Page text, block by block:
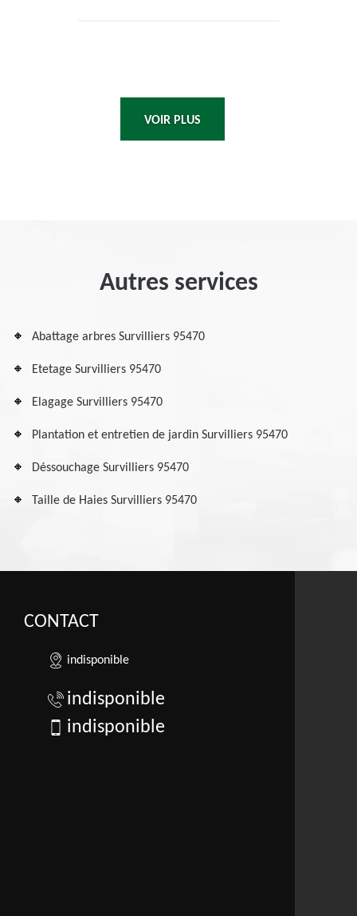
VOIR PLUS
Autres services
Abattage arbres Survilliers 95470
Etetage Survilliers 95470
Elagage Survilliers 95470
Plantation et entretien de jardin Survilliers 95470
Déssouchage Survilliers 95470
Taille de Haies Survilliers 95470
CONTACT
indisponible
indisponible
indisponible